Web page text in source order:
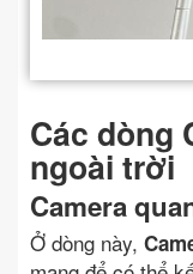
Các dòng
ngoài trời
Camera
Ở dòng này,